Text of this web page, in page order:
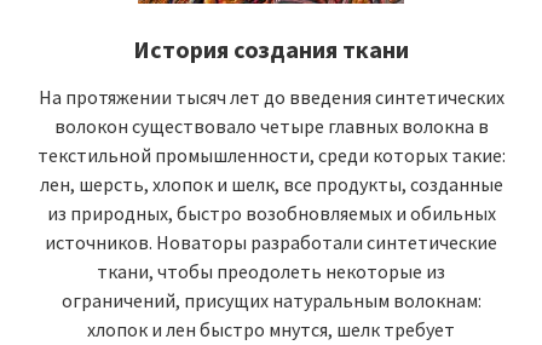
История создания ткани
На протяжении тысяч лет до введения синтетических
волокон существовало четыре главных волокна в
текстильной промышленности, среди которых такие:
лен, шерсть, хлопок и шелк, все продукты, созданные
из природных, быстро возобновляемых и обильных
источников. Новаторы разработали синтетические
ткани, чтобы преодолеть некоторые из
ограничений, присущих натуральным волокнам:
хлопок и лен быстро мнутся, шелк требует